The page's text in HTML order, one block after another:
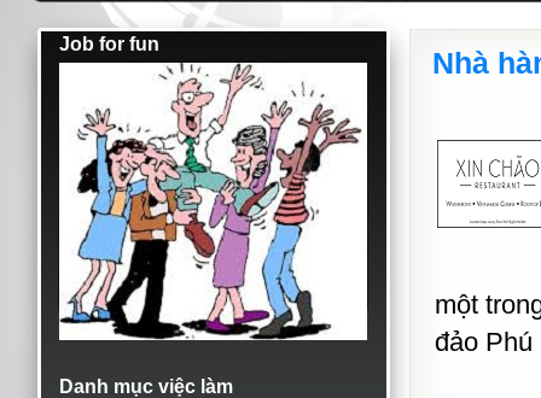
Job for fun
Danh mục việc làm
Nhà
một
đảo Phú